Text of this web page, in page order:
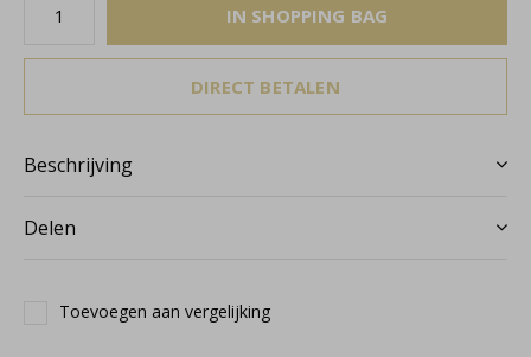
IN SHOPPING BAG
DIRECT BETALEN
Beschrijving
Delen
Toevoegen aan vergelijking